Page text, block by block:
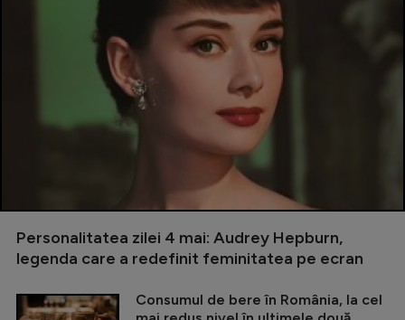
Personalitatea zilei 4 mai: Audrey Hepburn,
legenda care a redefinit feminitatea pe ecran
Consumul de bere în România, la cel